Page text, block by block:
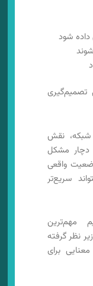
شود
تصمیم‌گیری
شبکه، نقش
دچار مشکل
واقعی
سریع‌تر
مهم‌ترین
نظر گرفته
برای